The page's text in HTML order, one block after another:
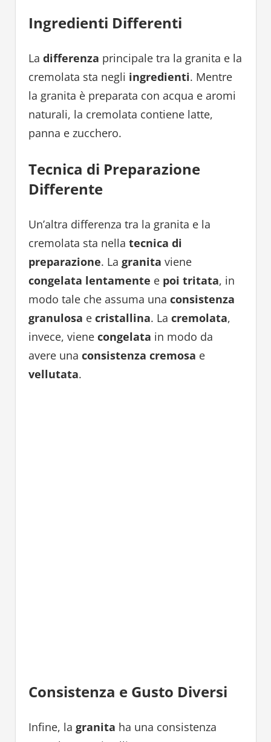
Ingredienti Differenti
La differenza principale tra la granita e la
cremolata sta negli ingredienti. Mentre
la granita è preparata con acqua e aromi
naturali, la cremolata contiene latte,
panna e zucchero.
Tecnica di Preparazione
Differente
Un’altra differenza tra la granita e la
cremolata sta nella tecnica di
preparazione. La granita viene
congelata lentamente e poi tritata, in
modo tale che assuma una consistenza
granulosa e cristallina. La cremolata,
invece, viene congelata in modo da
avere una consistenza cremosa e
vellutata.
Consistenza e Gusto Diversi
Infine, la granita ha una consistenza